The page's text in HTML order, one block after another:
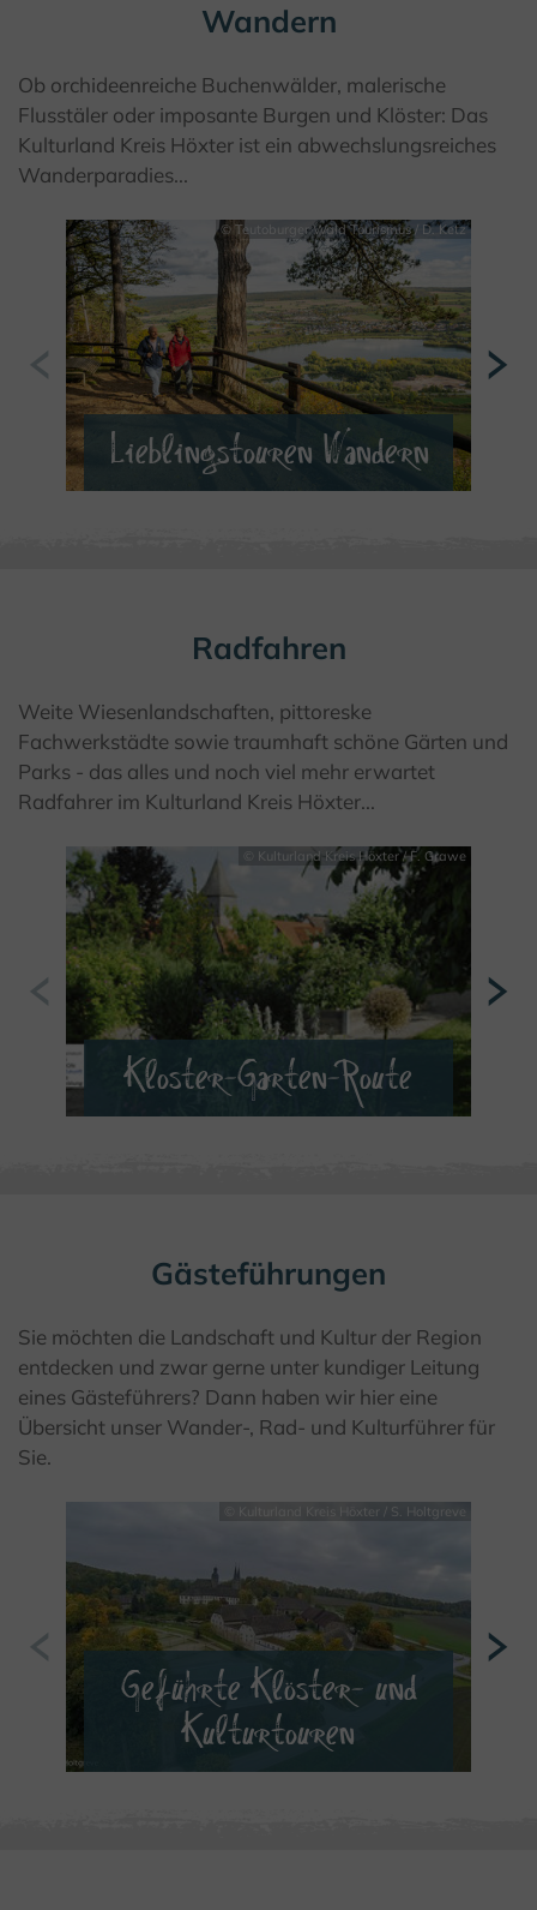
Wandern
Ob orchideenreiche Buchenwälder, malerische
Flusstäler oder imposante Burgen und Klöster: Das
Kulturland Kreis Höxter ist ein abwechslungsreiches
Wanderparadies...
© Teutoburger Wald Tourismus / D. Ketz
Lieblingstouren Wandern
Radfahren
Weite Wiesenlandschaften, pittoreske
Fachwerkstädte sowie traumhaft schöne Gärten und
Parks - das alles und noch viel mehr erwartet
Radfahrer im Kulturland Kreis Höxter...
© Kulturland Kreis Höxter / F. Grawe
Kloster-Garten-Route
Gästeführungen
Sie möchten die Landschaft und Kultur der Region
entdecken und zwar gerne unter kundiger Leitung
eines Gästeführers? Dann haben wir hier eine
Übersicht unser Wander-, Rad- und Kulturführer für
Sie.
© Kulturland Kreis Höxter / S. Holtgreve
Geführte Klöster- und
Kulturtouren